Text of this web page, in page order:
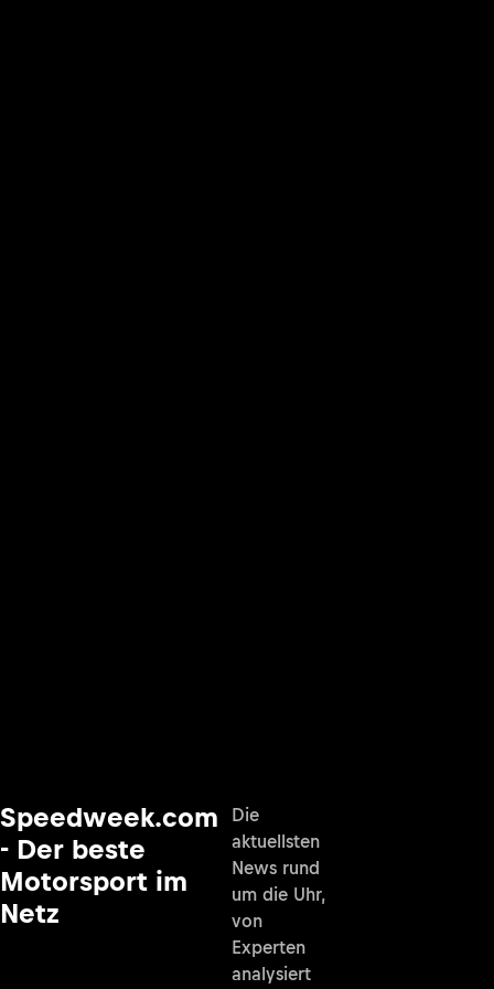
Speedweek.com
- Der beste
Motorsport im
Netz
Die
aktuellsten
News rund
um die Uhr,
von
Experten
analysiert